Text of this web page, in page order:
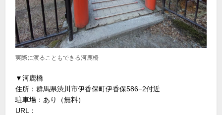
実際に渡ることもできる河鹿橋
▼河鹿橋
住所：群馬県渋川市伊香保町伊香保586−2付近
駐車場：あり（無料）
URL：